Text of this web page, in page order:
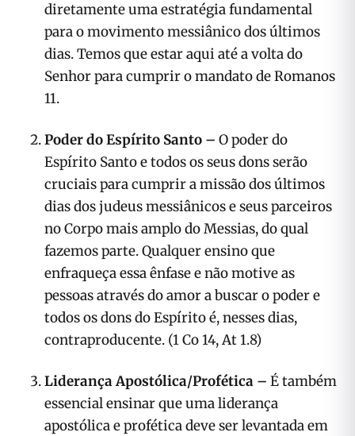
diretamente uma estratégia fundamental
para o movimento messiânico dos últimos
dias. Temos que estar aqui até a volta do
Senhor para cumprir o mandato de Romanos
11.
Poder do Espírito Santo – O poder do
Espírito Santo e todos os seus dons serão
cruciais para cumprir a missão dos últimos
dias dos judeus messiânicos e seus parceiros
no Corpo mais amplo do Messias, do qual
fazemos parte. Qualquer ensino que
enfraqueça essa ênfase e não motive as
pessoas através do amor a buscar o poder e
todos os dons do Espírito é, nesses dias,
contraproducente. (1 Co 14, At 1.8)
Liderança Apostólica/Profética – É também
essencial ensinar que uma liderança
apostólica e profética deve ser levantada em